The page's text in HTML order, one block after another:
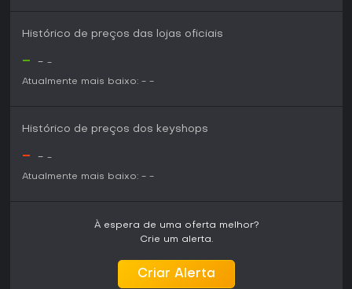
Histórico de preços das lojas oficiais
- - -
Atualmente mais baixo: - -
Histórico de preços dos keyshops
- - -
Atualmente mais baixo: - -
À espera de uma oferta melhor?
Crie um alerta.
Criar Alerta